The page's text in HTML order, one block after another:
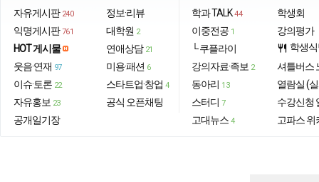
자유게시판 240
익명게시판 761
HOT 게시물
웃음·연재 97
이슈·토론 22
자유홍보 23
공개일기장
정보·리뷰
대학원 2
연애상담 21
미용·패션 6
스타트업·창업 4
공식 오픈채팅
학과 TALK 44
이중전공 1
└ 쿠플라이
강의자료·족보 2
동아리 13
스터디 7
고대뉴스 4
학생회
강의평가
restaurant 학생
셔틀버스
열람실 (
수강신청
고파스 위